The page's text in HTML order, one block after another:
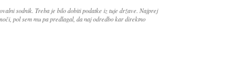
sodnik. Treba je bilo dobiti podatke iz tuje države. Najprej
pol sem mu pa predlagal, da naj odredbo kar direktno